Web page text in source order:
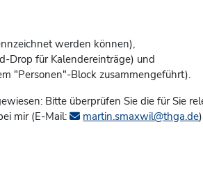
werden können),
Drop für Kalendereinträge) und
"Personen"-Block zusammengeführt).
Bitte überprüfen Sie die für Sie
mir (E-Mail:
martin.smaxwil@thga.de